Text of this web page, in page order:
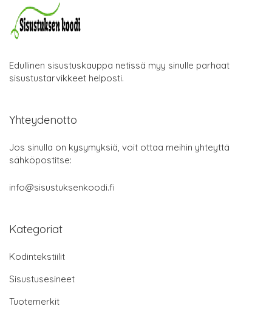
Edullinen sisustuskauppa netissä myy sinulle parhaat
sisustustarvikkeet helposti.
Yhteydenotto
Jos sinulla on kysymyksiä, voit ottaa meihin yhteyttä
sähköpostitse:
info@sisustuksenkoodi.fi
Kategoriat
Kodintekstiilit
Sisustusesineet
Tuotemerkit